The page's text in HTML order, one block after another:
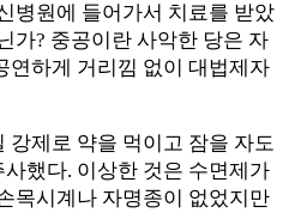
병원에 들어가서 치료를 받았
가? 중공이란 사악한 당은 자
연하게 거리낌 없이 대법제자
강제로 약을 먹이고 잠을 자도
했다. 이상한 것은 수면제가
목시계나 자명종이 없었지만